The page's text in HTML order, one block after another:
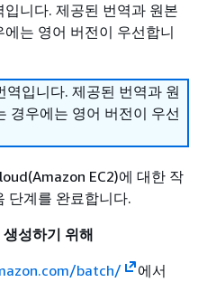
니다. 제공된 번역과 원본
는 영어 버전이 우선합니
입니다. 제공된 번역과 원
경우에는 영어 버전이 우선
EC2)에 대한 작
단계를 완료합니다.
성하기 위해
batch/
에서